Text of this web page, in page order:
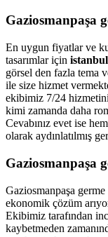
Gaziosmanpaşa
En uygun fiyatlar ve
tasarımlar için
görsel den fazla tema
ile size hizmet
ekibimiz 7/24
kimi zamanda daha
Cevabınız evet ise
olarak aydınlatılmış
Gaziosmanpaşa
Gaziosmanpaşa
ekonomik çözüm
Ekibimiz tarafından
kaybetmeden